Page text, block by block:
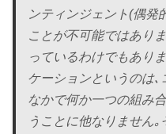
ンティンジェント(偶発
ことが不可能ではあり
っているわけでもあり
ケーションというのは
なかで何か一つの組み
うことに他なりません